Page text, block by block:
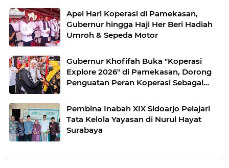
Apel Hari Koperasi di Pamekasan,
Gubernur hingga Haji Her Beri Hadiah
Umroh & Sepeda Motor
Gubernur Khofifah Buka "Koperasi
Explore 2026" di Pamekasan, Dorong
Penguatan Peran Koperasi Sebagai
Sekaligus Perluas Akses Promosi
Pelaku UMKM
Pembina Inabah XIX Sidoarjo Pelajari
Tata Kelola Yayasan di Nurul Hayat
Surabaya